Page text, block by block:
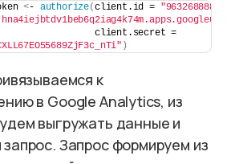
<- authorize(client.id = "96326888811-
)
к
в Google Analytics, из
выгружать данные и
Запрос формируем из